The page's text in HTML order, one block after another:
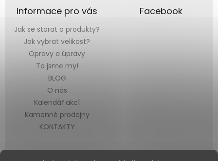
Informace pro vás
Jak se starat o produkty?
Jak vybrat velikost?
Opravy a úpravy
To jsme my!
BLOG
O nás
Kalendář akcí
Kamenné prodejny
KONTAKTY
Facebook